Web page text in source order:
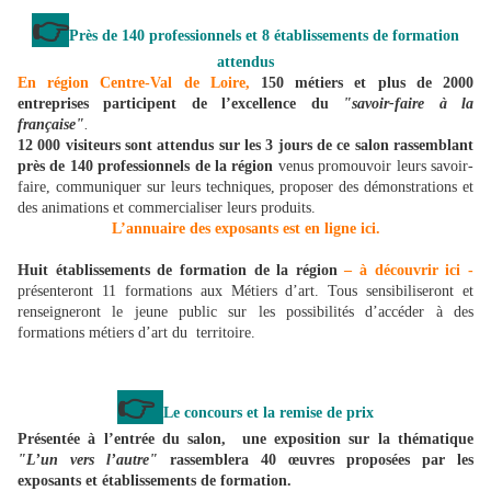
👉Près de 140 professionnels et 8 établissements de formation
attendus
En région Centre-Val de Loire, 150 métiers et plus de 2000
entreprises participent de l’excellence du
"savoir-faire à la
française".
12 000 visiteurs sont attendus sur les 3 jours de ce salon rassemblant
près de 140 professionnels de la région venus promouvoir leurs savoir-
faire, communiquer sur leurs techniques, proposer des démonstrations et
des animations et commercialiser leurs produits.
L’annuaire des exposants est en ligne ici.
Huit établissements de formation de la région– à découvrir ici -
présenteront 11 formations aux Métiers d’art. Tous sensibiliseront et
renseigneront le jeune public sur les possibilités d’accéder à des
formations métiers d’art du territoire.
👉 Le concours et la remise de prix
Présentée à l’entrée du salon, une exposition sur la thématique
"L’un vers l’autre" rassemblera 40 œuvres proposées par les
exposants et établissements de formation.